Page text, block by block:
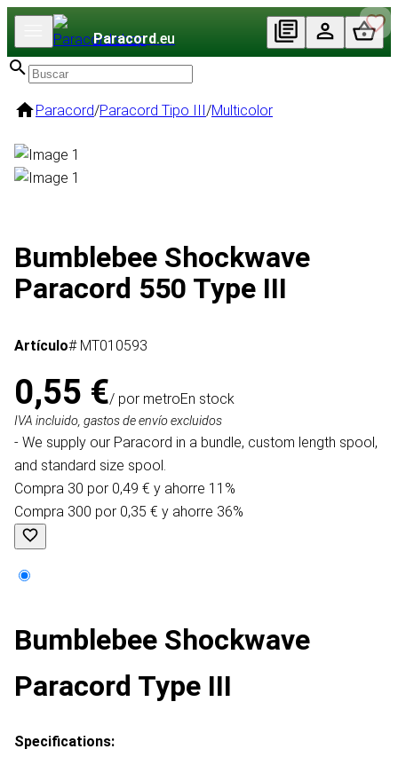
Paracord.eu
Paracord/Paracord Tipo III/Multicolor
Bumblebee Shockwave
Paracord 550 Type III
Artículo# MT010593
0,55 €/ por metroEn stock
IVA incluido, gastos de envío excluidos
- We supply our Paracord in a bundle, custom length spool,
and standard size spool.
Compra 30 por 0,49 € y ahorre 11%
Compra 300 por 0,35 € y ahorre 36%
Bumblebee Shockwave
Paracord Type III
Specifications: